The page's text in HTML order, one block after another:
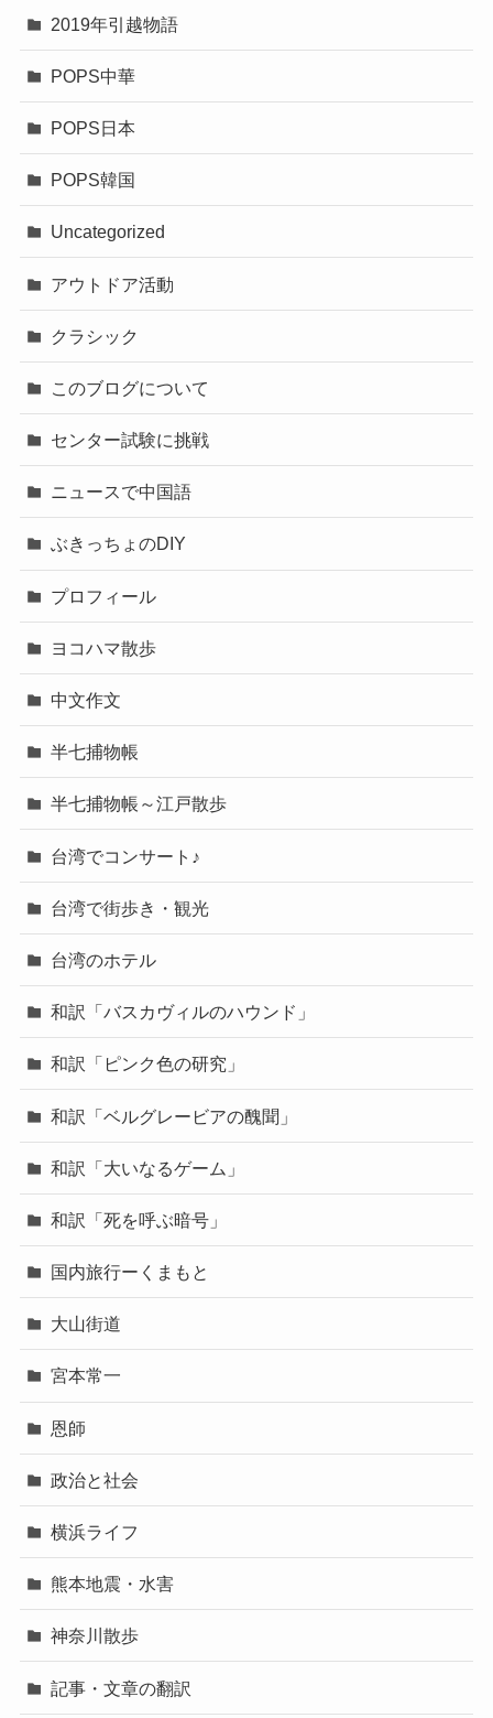
2019年引越物語
POPS中華
POPS日本
POPS韓国
Uncategorized
アウトドア活動
クラシック
このブログについて
センター試験に挑戦
ニュースで中国語
ぶきっちょのDIY
プロフィール
ヨコハマ散歩
中文作文
半七捕物帳
半七捕物帳～江戸散歩
台湾でコンサート♪
台湾で街歩き・観光
台湾のホテル
和訳「バスカヴィルのハウンド」
和訳「ピンク色の研究」
和訳「ベルグレービアの醜聞」
和訳「大いなるゲーム」
和訳「死を呼ぶ暗号」
国内旅行ーくまもと
大山街道
宮本常一
恩師
政治と社会
横浜ライフ
熊本地震・水害
神奈川散歩
記事・文章の翻訳